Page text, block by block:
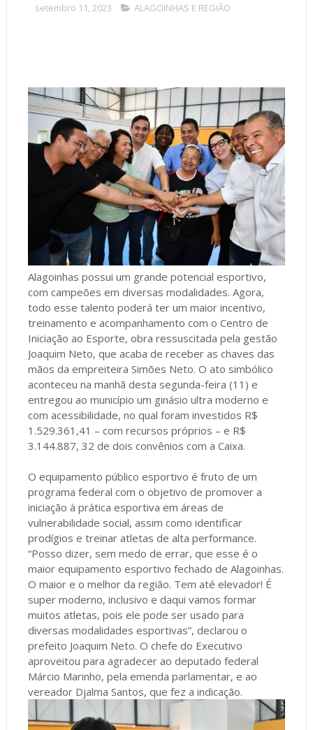
setembro 11, 2023 ALAGOINHAS E REGIÃO
Alagoinhas possui um grande potencial esportivo,
com campeões em diversas modalidades. Agora,
todo esse talento poderá ter um maior incentivo,
treinamento e acompanhamento com o Centro de
Iniciação ao Esporte, obra ressuscitada pela gestão
Joaquim Neto, que acaba de receber as chaves das
mãos da empreiteira Simões Neto. O ato simbólico
aconteceu na manhã desta segunda-feira (11) e
entregou ao município um ginásio ultra moderno e
com acessibilidade, no qual foram investidos R$
1.529.361,41 – com recursos próprios – e R$
3.144.887, 32 de dois convênios com a Caixa.
O equipamento público esportivo é fruto de um
programa federal com o objetivo de promover a
iniciação à prática esportiva em áreas de
vulnerabilidade social, assim como identificar
prodígios e treinar atletas de alta performance.
“Posso dizer, sem medo de errar, que esse é o
maior equipamento esportivo fechado de Alagoinhas.
O maior e o melhor da região. Tem até elevador! É
super moderno, inclusivo e daqui vamos formar
muitos atletas, pois ele pode ser usado para
diversas modalidades esportivas”, declarou o
prefeito Joaquim Neto. O chefe do Executivo
aproveitou para agradecer ao deputado federal
Márcio Marinho, pela emenda parlamentar, e ao
vereador Djalma Santos, que fez a indicação.